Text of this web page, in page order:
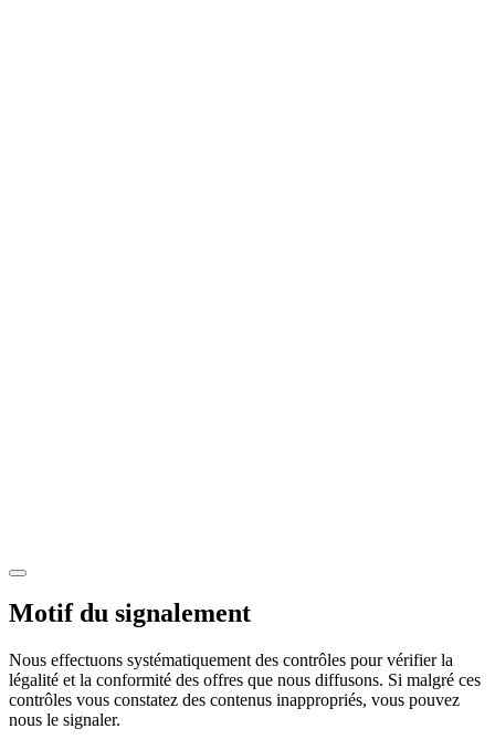
Motif du signalement
Nous effectuons systématiquement des contrôles pour vérifier la
légalité et la conformité des offres que nous diffusons. Si malgré ces
contrôles vous constatez des contenus inappropriés, vous pouvez
nous le signaler.